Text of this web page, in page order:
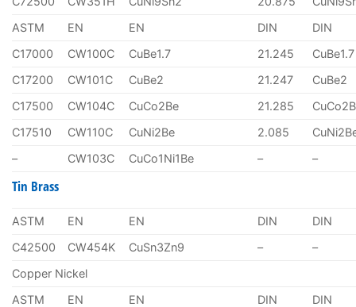
ASTM
EN EN DIN
DIN
C17000
CW100C CuBe1.7 21.245
CuBe1.7
C17200
CW101C CuBe2 21.247
CuBe2
C17500
CW104C CuCo2Be 21.285
C17510
CW110C CuNi2Be 2.085
–
CW103C CuCo1Ni1Be – –
Tin Brass
ASTM EN EN DIN
DIN
C42500
CW454K CuSn3Zn9 –
–
Copper Nickel
ASTM
EN EN DIN
DIN